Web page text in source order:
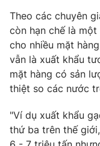
Sản phẩm
Thị trường
Tư vấn
Lịch phát sóng
Chuyên mục khác
Photo
Theo các chuyên
còn hạn chế là
cho nhiều mặt
vẫn là xuất khẩu
mặt hàng có sản
thiệt so các nước
"Ví dụ xuất khẩu
thứ ba trên thế